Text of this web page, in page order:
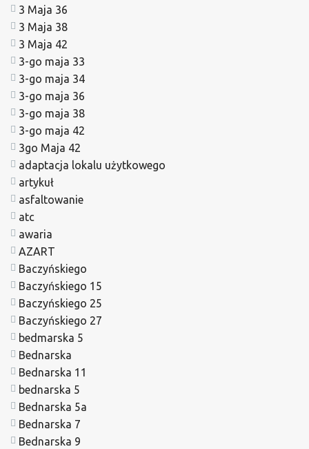
3 Maja 36
3 Maja 38
3 Maja 42
3-go maja 33
3-go maja 34
3-go maja 36
3-go maja 38
3-go maja 42
3go Maja 42
adaptacja lokalu użytkowego
artykuł
asfaltowanie
atc
awaria
AZART
Baczyńskiego
Baczyńskiego 15
Baczyńskiego 25
Baczyńskiego 27
bedmarska 5
Bednarska
Bednarska 11
bednarska 5
Bednarska 5a
Bednarska 7
Bednarska 9